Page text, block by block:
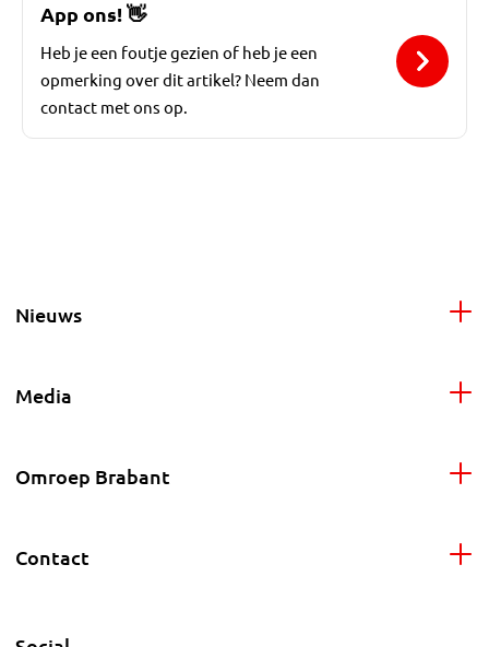
App ons!👋
Heb je een foutje gezien of heb je een
opmerking over dit artikel? Neem dan
contact met ons op.
Nieuws
Media
Omroep Brabant
Contact